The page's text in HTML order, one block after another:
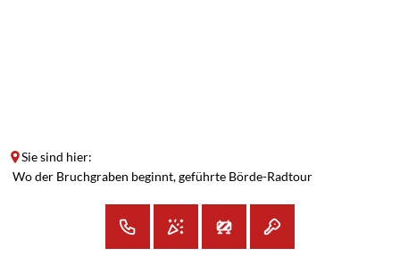
Sie sind hier:
Wo der Bruchgraben beginnt, geführte Börde-Radtour